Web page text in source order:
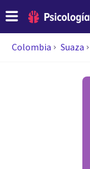
Colombia Suaza